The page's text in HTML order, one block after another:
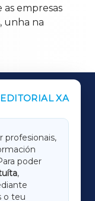
empresas
unha na
EDITORIAL XA
profesionais,
poder
,
o teu